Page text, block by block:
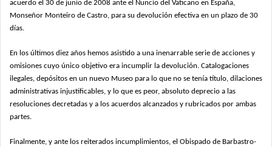
acuerdo el 30 de junio de 2008 ante el Nuncio del Vaticano en España,
Monseñor Monteiro de Castro, para su devolución efectiva en un plazo de 30
días.
En los últimos diez años hemos asistido a una inenarrable serie de acciones y
omisiones cuyo único objetivo era incumplir la devolución. Catalogaciones
ilegales, depósitos en un nuevo Museo para lo que no se tenía título, dilaciones
administrativas injustificables, y lo que es peor, absoluto deprecio a las
resoluciones decretadas y a los acuerdos alcanzados y rubricados por ambas
partes.
Finalmente, y ante los reiterados incumplimientos, el Obispado de Barbastro-